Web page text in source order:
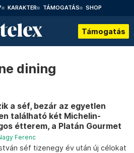
KARAKTER TÁMOGATÁS SHOP
Támogatás
dining
a séf, bezár az egyetlen
található két Michelin-
étterem, a Platán Gourmet
Ferenc
séf tizenegy év után új célokat